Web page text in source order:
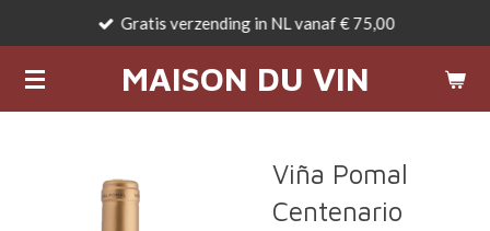
naar
de
MAISON DU VIN
Gratis verzending in NL vanaf € 75,00
Viña Pomal
Centenario